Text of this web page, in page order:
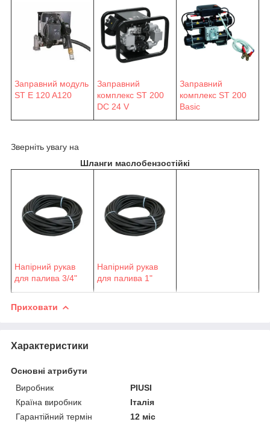
Заправний модуль
ST E 120 A120
Заправний
комплекс ST 200
DC 24 V
Заправний
комплекс ST 200
Basic
Зверніть увагу на
Шланги маслобензостійкі
Напірний рукав
для палива 3/4"
Напірний рукав
для палива 1"
Приховати
Характеристики
Основні атрибути
Виробник
PIUSI
Країна виробник
Італія
Гарантійний термін
12 міс